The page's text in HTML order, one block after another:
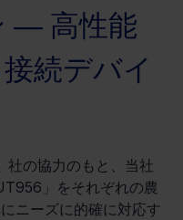
― 高性能
続デバイ
社の協力のもと、当社
」をそれぞれの農
ニーズに的確に対応す